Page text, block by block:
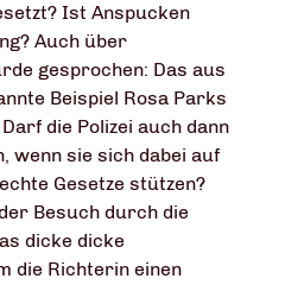
Ist Anspucken
Auch über
gesprochen: Das aus
Beispiel Rosa Parks
die Polizei auch dann
wenn sie sich dabei auf
Gesetze stützen?
Besuch durch die
dicke dicke
die Richterin einen